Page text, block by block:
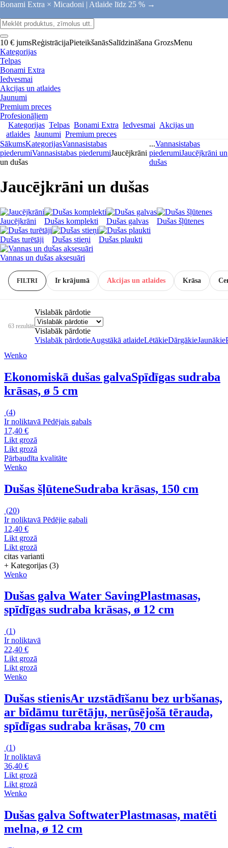
Bonami Extra × Micadoni | Atlaide līdz 25 % →
10 € jumsReģistrācijaPieteikšanāsSalīdzināšana GrozsMenu
Kategorijas
Telpas
Bonami Extra
Iedvesmai
Akcijas un atlaides
Jaunumi
Premium preces
Profesionāļiem
Kategorijas Telpas Bonami Extra Iedvesmai Akcijas un
atlaides Jaunumi Premium preces
SākumsKategorijasVannasistabas
piederumiVannasistabas piederumiJaucējkrāni
un dušas
...Vannasistabas
piederumiJaucējkrāni un
dušas
Jaucējkrāni un dušas
Jaucējkrāni Dušas komplekti Dušas galvas Dušas šļūtenes
Dušas turētāji Dušas stieņi Dušas plaukti
Vannas un dušas aksesuāri
FILTRI Ir krājumā Akcijas un atlaides Krāsa
63 rezultāti
Vislabāk pārdotie
Vislabāk pārdotie
Vislabāk pārdotieAugstākā atlaideLētākieDārgākieJaunākie
Wenko
Ekonomiskā dušas galvaSpīdīgas sudraba
krāsas, ø 5 cm
(4)
Ir noliktavā Pēdējais gabals
17,40 €
Likt grozā
Likt grozā
Pārbaudīta kvalitāte
Wenko
Dušas šļūteneSudraba krāsas, 150 cm
(20)
Ir noliktavā Pēdējie gabali
12,40 €
Likt grozā
Likt grozā
citas varianti
+ Kategorijas (3)
Wenko
Dušas galva Water SavingPlastmasas,
spīdīgas sudraba krāsas, ø 12 cm
(1)
Ir noliktavā
22,40 €
Likt grozā
Likt grozā
Wenko
Dušas stienisAr uzstādīšanu bez urbšanas,
ar bīdāmu turētāju, nerūsējošā tērauda,
spīdīgas sudraba krāsas, 70 cm
(1)
Ir noliktavā
36,40 €
Likt grozā
Likt grozā
Wenko
Dušas galva SoftwaterPlastmasas, matēti
melna, ø 12 cm